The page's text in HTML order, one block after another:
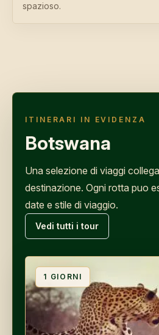
spazioso.
ITINERARI IN EVIDENZA
Botswana
Una selezione di viaggi
destinazione. Ogni rotta puo
date e stile di viaggio.
Vedi tutti i tour
1 GIORNI